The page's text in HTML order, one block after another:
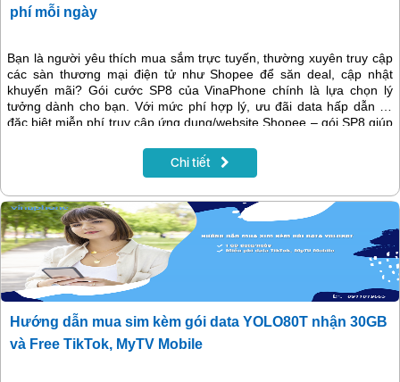
phí mỗi ngày
Bạn là người yêu thích mua sắm trực tuyến, thường xuyên truy cập
các sàn thương mại điện tử như Shopee để săn deal, cập nhật
khuyến mãi? Gói cước SP8 của VinaPhone chính là lựa chọn lý
tưởng dành cho bạn. Với mức phí hợp lý, ưu đãi data hấp dẫn và
đặc biệt miễn phí truy cập ứng dụng/website Shopee – gói SP8 giúp
Chi tiết
Hướng dẫn mua sim kèm gói data YOLO80T nhận 30GB
và Free TikTok, MyTV Mobile